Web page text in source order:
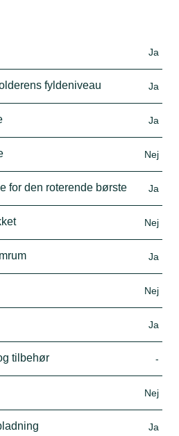
Ja
fyldeniveau Ja
Ja
Nej
for den roterende børste Ja
Nej
Ja
Nej
Ja
tilbehør -
Nej
Ja